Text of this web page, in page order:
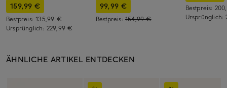
159,99 €
Bestpreis:135,99 €
Ursprünglich: 229,99 €
99,99 €
Bestpreis: 154,99 €
Bestpreis:
Ursprünglich:
ÄHNLICHE ARTIKEL ENTDECKEN